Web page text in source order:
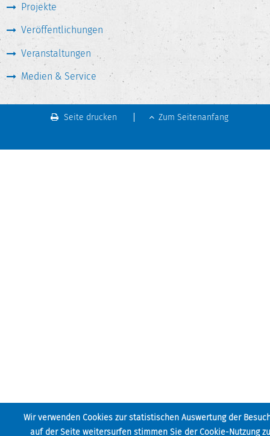
Wir verwenden Cookies zur statistischen Auswertung der
auf der Seite weitersurfen stimmen Sie der Cookie-Nutzung
Projekte
Veröffentlichungen
Veranstaltungen
Medien & Service
Seite drucken Zum Seitenanfang